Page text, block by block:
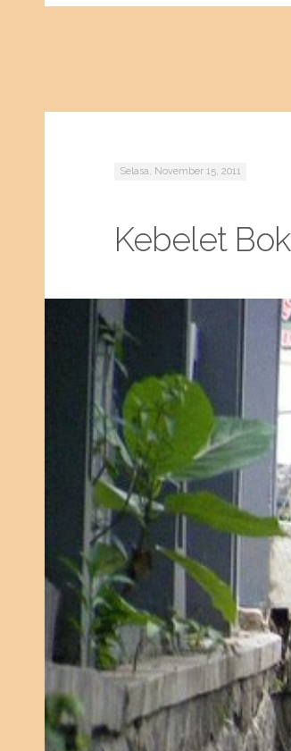
Selasa, November 15, 2011
Kebelet